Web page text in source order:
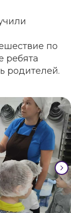
по
ребята
родителей.